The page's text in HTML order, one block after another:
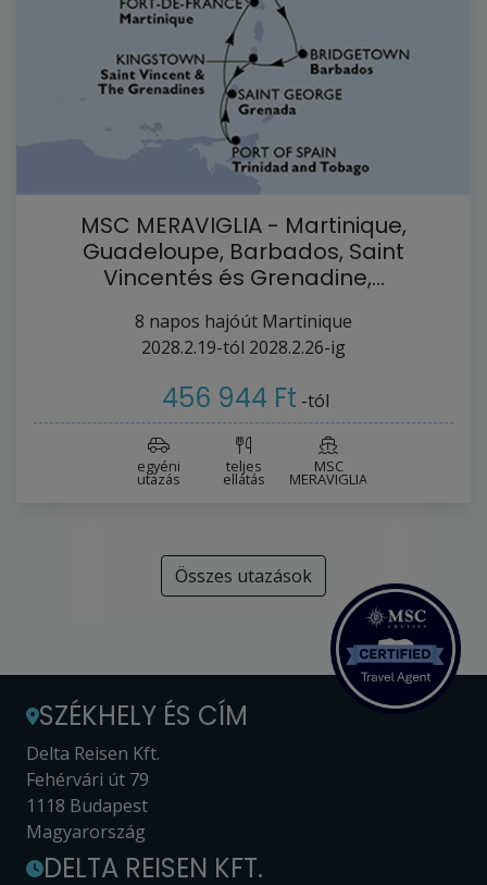
MSC MERAVIGLIA - Martinique,
Guadeloupe, Barbados, Saint
Vincentés és Grenadine,…
8 napos hajóút Martinique
2028.2.19-tól 2028.2.26-ig
456 944 Ft -tól
egyéni
utazás
teljes
ellátás
MSC
MERAVIGLIA
Összes utazások
SZÉKHELY ÉS CÍM
Delta Reisen Kft.
Fehérvári út 79
1118 Budapest
Magyarország
DELTA REISEN KFT.